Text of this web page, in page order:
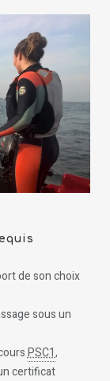
de son choix
sous un
PSC1,
certificat